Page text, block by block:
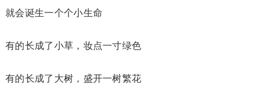
就会诞生一个个小生命
有的长成了小草，妆点一寸绿色
有的长成了大树，盛开一树繁花